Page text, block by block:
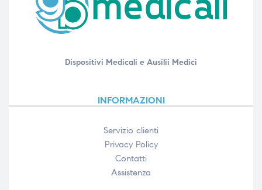
Dispositivi Medicali e Ausilii Medici
INFORMAZIONI
Servizio clienti
Privacy Policy
Contatti
Assistenza